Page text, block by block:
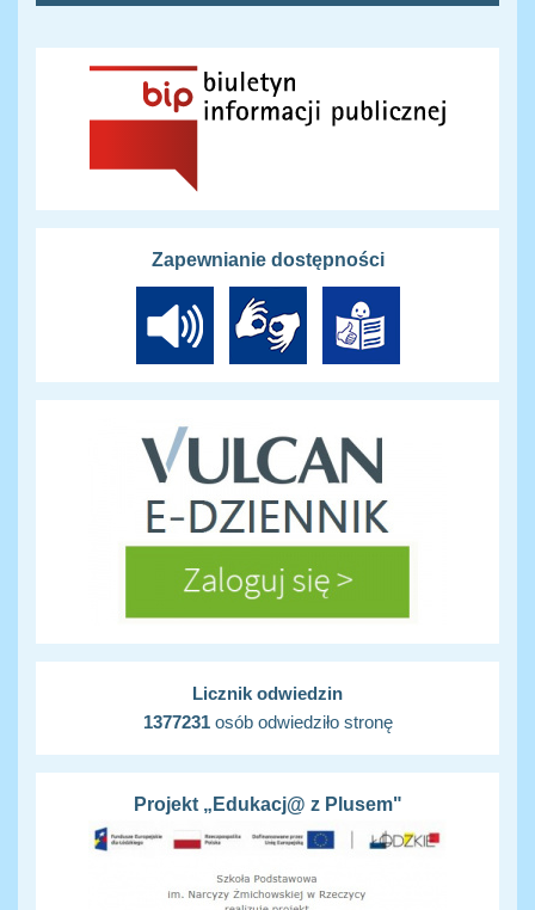
Zapewnianie dostępności
Licznik odwiedzin
1377231osób odwiedziło stronę
Projekt „Edukacj@ z Plusem"